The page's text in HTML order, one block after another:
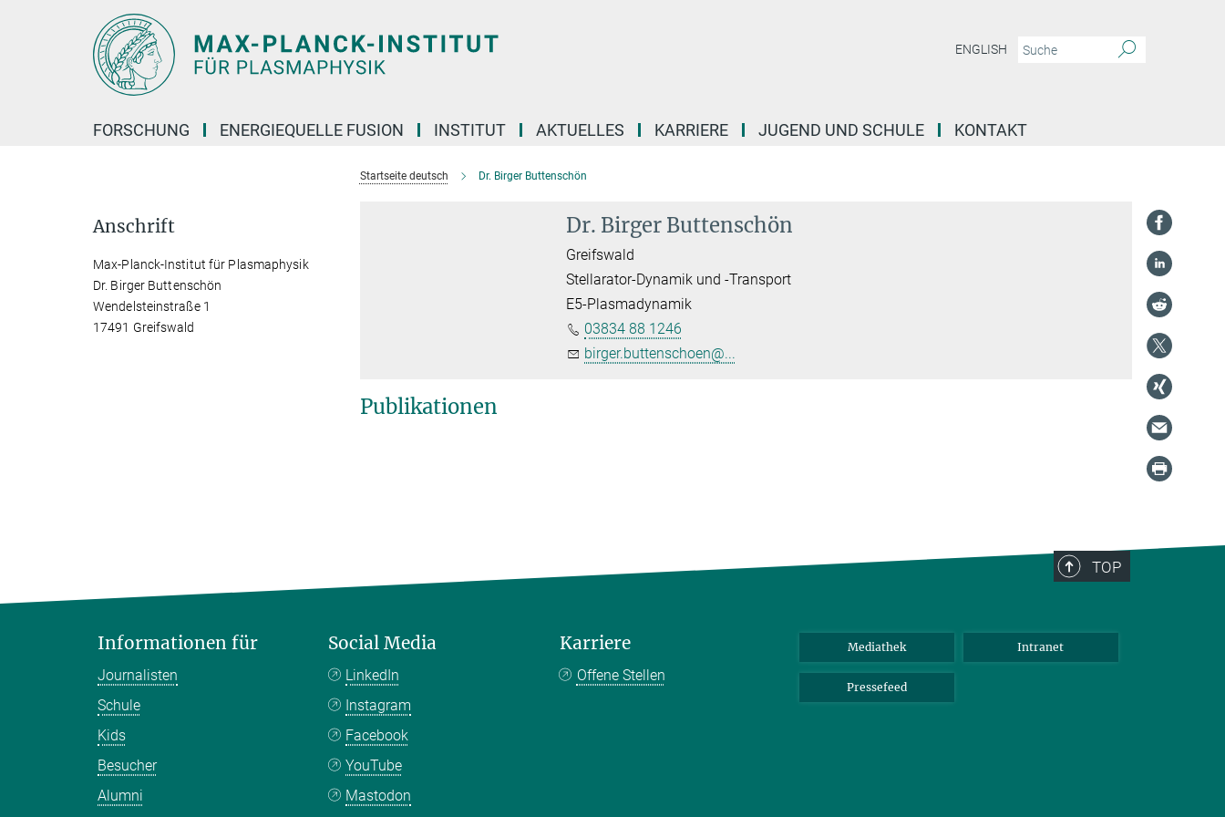
ENGLISH
FORSCHUNG ENERGIEQUELLE FUSION INSTITUT AKTUELLES KARRIERE JUGEND UND SCHULE KONTAKT
Startseite deutsch Dr. Birger Buttenschön
Dr. Birger Buttenschön
Greifswald
Stellarator-Dynamik und -Transport
E5-Plasmadynamik
03834 88 1246
birger.buttenschoen@...
Publikationen
Anschrift
Max-Planck-Institut für Plasmaphysik
Dr. Birger Buttenschön
Wendelsteinstraße 1
17491 Greifswald
TOP
Informationen für
Journalisten
Schule
Kids
Besucher
Alumni
Social Media
LinkedIn
Instagram
Facebook
YouTube
Mastodon
Karriere
Offene Stellen
Mediathek Intranet
Pressefeed